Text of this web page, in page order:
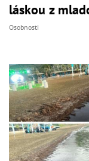
láskou z
Osobnosti